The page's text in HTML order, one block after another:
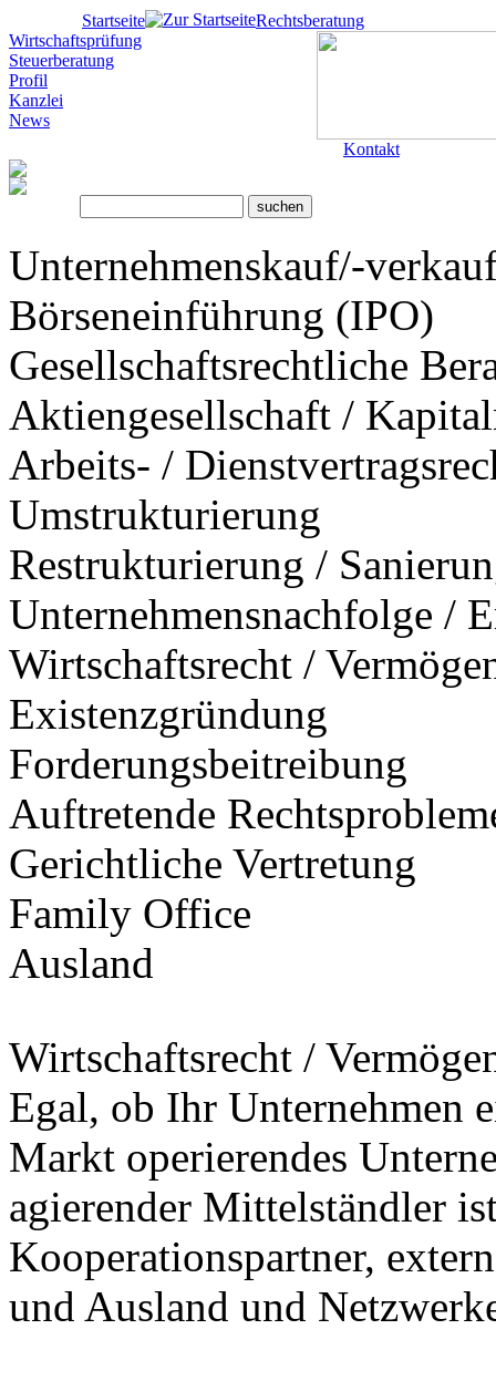
Startseite
Rechtsberatung
Wirtschaftsprüfung
Steuerberatung
Profil
Kanzlei
News
Kontakt
Unternehmenskauf/-
Börseneinführung (IPO)
Gesellschaftsrechtliche
Aktiengesellschaft /
Arbeits- /
Umstrukturierung
Restrukturierung /
Unternehmensnachfolge /
Wirtschaftsrecht /
Existenzgründung
Forderungsbeitreibung
Auftretende
Gerichtliche Vertretung
Family Office
Ausland
Wirtschaftsrecht /
Egal, ob Ihr Unternehmen
Markt operierendes
agierender Mittelständler
Kooperationspartner,
und Ausland und